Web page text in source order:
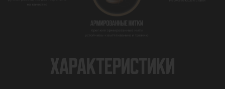
ХАРАКТЕРИСТИКИ